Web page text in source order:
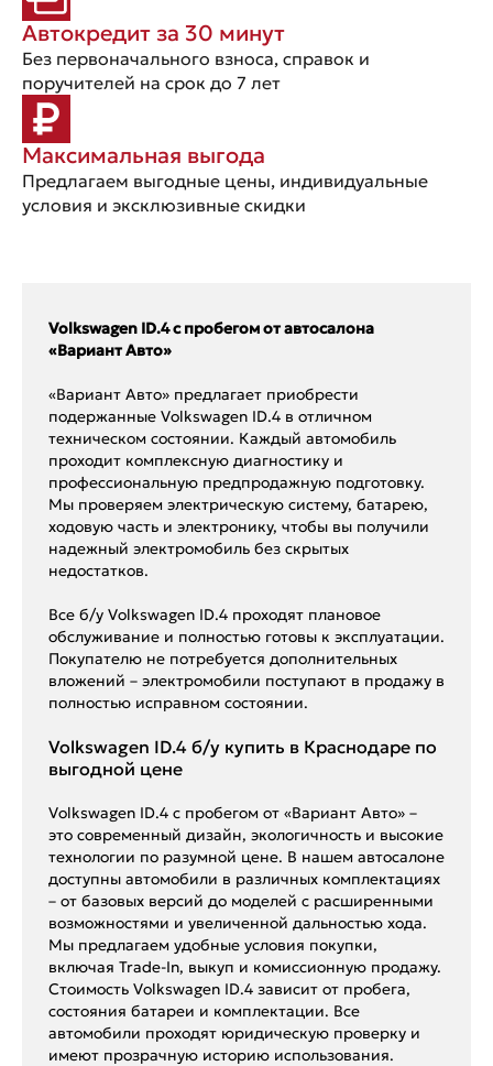
Автокредит за 30 минут
Без первоначального взноса, справок и
поручителей на срок до 7 лет
Максимальная выгода
Предлагаем выгодные цены, индивидуальные
условия и эксклюзивные скидки
Volkswagen ID.4 с пробегом от автосалона
«Вариант Авто»
«Вариант Авто» предлагает приобрести
подержанные Volkswagen ID.4 в отличном
техническом состоянии. Каждый автомобиль
проходит комплексную диагностику и
профессиональную предпродажную подготовку.
Мы проверяем электрическую систему, батарею,
ходовую часть и электронику, чтобы вы получили
надежный электромобиль без скрытых
недостатков.
Все б/у Volkswagen ID.4 проходят плановое
обслуживание и полностью готовы к эксплуатации.
Покупателю не потребуется дополнительных
вложений – электромобили поступают в продажу в
полностью исправном состоянии.
Volkswagen ID.4 б/у купить в Краснодаре по
выгодной цене
Volkswagen ID.4 с пробегом от «Вариант Авто» –
это современный дизайн, экологичность и высокие
технологии по разумной цене. В нашем автосалоне
доступны автомобили в различных комплектациях
– от базовых версий до моделей с расширенными
возможностями и увеличенной дальностью хода.
Мы предлагаем удобные условия покупки,
включая Trade-In, выкуп и комиссионную продажу.
Стоимость Volkswagen ID.4 зависит от пробега,
состояния батареи и комплектации. Все
автомобили проходят юридическую проверку и
имеют прозрачную историю использования.